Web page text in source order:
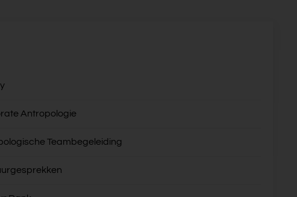
Antropologie
Teambegeleiding